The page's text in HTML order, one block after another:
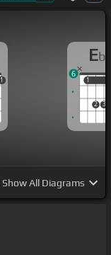
1
1
Eb
1
2 3
1
6
ShowAll Diagrams